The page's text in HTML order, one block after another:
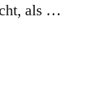
als …